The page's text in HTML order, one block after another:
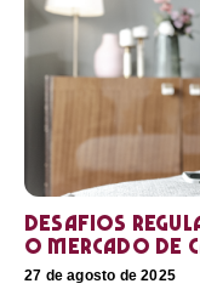
Desafios
o mercado de
27 de agosto de 2025